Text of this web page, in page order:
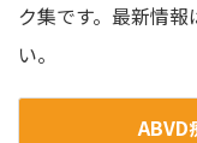
ク集です。最新情
い。